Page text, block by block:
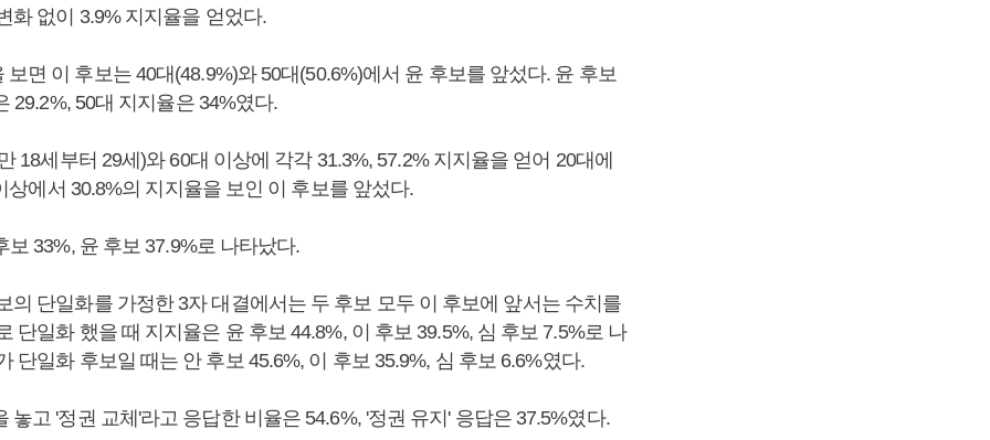
화 없이 3.9% 지지율을 얻었다.
면 이 후보는 40대(48.9%)와 50대(50.6%)에서 윤 후보를 앞섰다. 윤 후보
29.2%, 50대 지지율은 34%였다.
18세부터 29세)와 60대 이상에 각각 31.3%, 57.2% 지지율을 얻어 20대에
상에서 30.8%의 지지율을 보인 이 후보를 앞섰다.
보 33%, 윤 후보 37.9%로 나타났다.
의 단일화를 가정한 3자 대결에서는 두 후보 모두 이 후보에 앞서는 수치를
단일화 했을 때 지지율은 윤 후보 44.8%, 이 후보 39.5%, 심 후보 7.5%로 나
단일화 후보일 때는 안 후보 45.6%, 이 후보 35.9%, 심 후보 6.6%였다.
놓고 '정권 교체'라고 응답한 비율은 54.6%, '정권 유지' 응답은 37.5%였다.